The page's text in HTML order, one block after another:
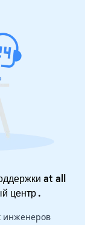
at all
центр.
инженеров